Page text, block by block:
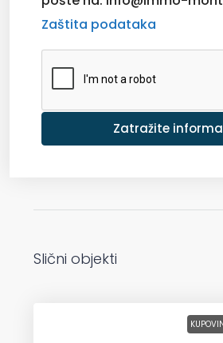
Zaštita podataka
Zatražite
Slični objekti